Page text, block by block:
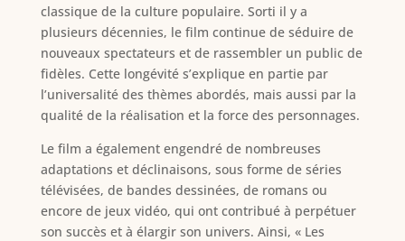
classique de la culture populaire. Sorti il y a
plusieurs décennies, le film continue de séduire de
nouveaux spectateurs et de rassembler un public de
fidèles. Cette longévité s’explique en partie par
l’universalité des thèmes abordés, mais aussi par la
qualité de la réalisation et la force des personnages.
Le film a également engendré de nombreuses
adaptations et déclinaisons, sous forme de séries
télévisées, de bandes dessinées, de romans ou
encore de jeux vidéo, qui ont contribué à perpétuer
son succès et à élargir son univers. Ainsi, « Les